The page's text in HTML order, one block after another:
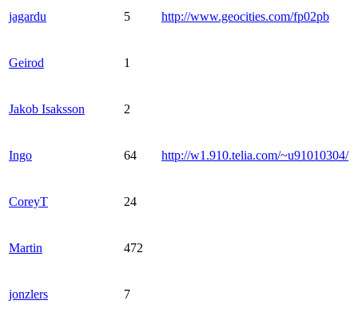
jagardu 5 http://www.geocities.com/fp02pb
Geirod 1
Jakob Isaksson 2
Ingo 64 http://w1.910.telia.com/~u91010304/
CoreyT 24
Martin 472
jonzlers 7